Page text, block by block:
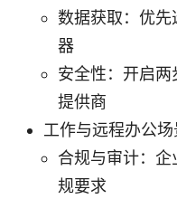
数据获取：优先
器
安全性：开启
提供商
工作与远程办公场
合规与审计：
规要求